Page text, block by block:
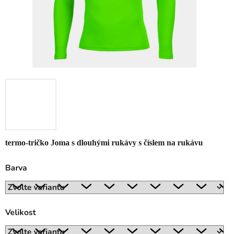
termo-tričko Joma s dlouhými rukávy s číslem na rukávu
Barva
Velikost